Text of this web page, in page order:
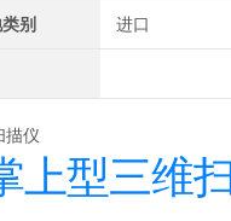
别 进口
上型三维